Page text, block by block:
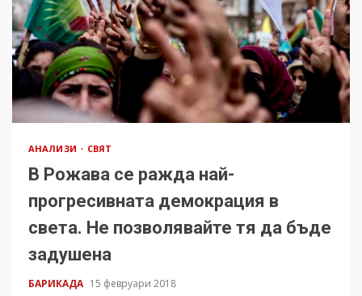
АНАЛИЗИ СВЯТ
В Рожава се ражда най-
прогресивната демокрация в
света. Не позволявайте тя да бъде
задушена
БАРИКАДА 15 февруари 2018